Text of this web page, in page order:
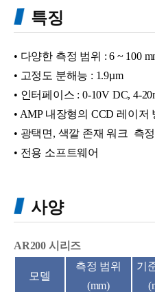
특징
• 다양한 측정 범위 : 6 ~ 100
• 고정도 분해능 : 1.9µm
• 인터페이스 : 0-10V DC, 4-
• AMP 내장형의 CCD 레이저
• 광택면, 색깔 존재 워크 측
• 전용 소프트웨어
사양
AR200 시리즈
모델
측정 범위
(mm)
기